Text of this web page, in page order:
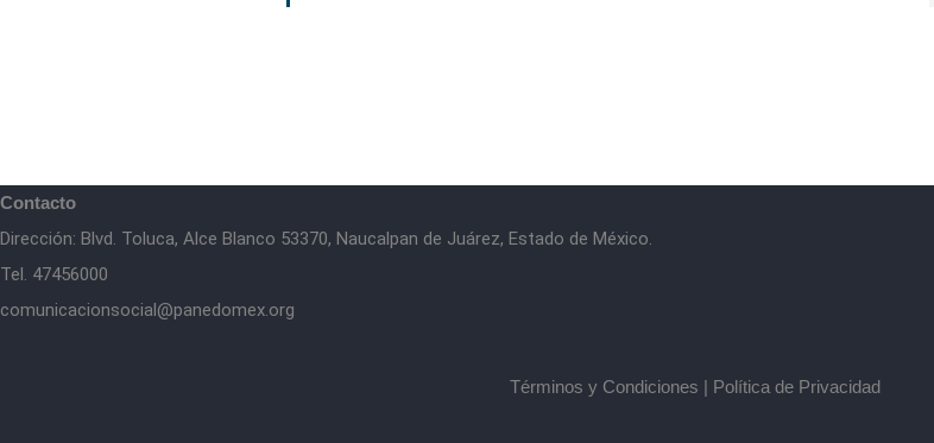
Contacto
Dirección: Blvd. Toluca, Alce Blanco 53370, Naucalpan de Juárez, Estado de México.
Tel. 47456000
comunicacionsocial@panedomex.org
Términos y Condiciones | Política de Privacidad